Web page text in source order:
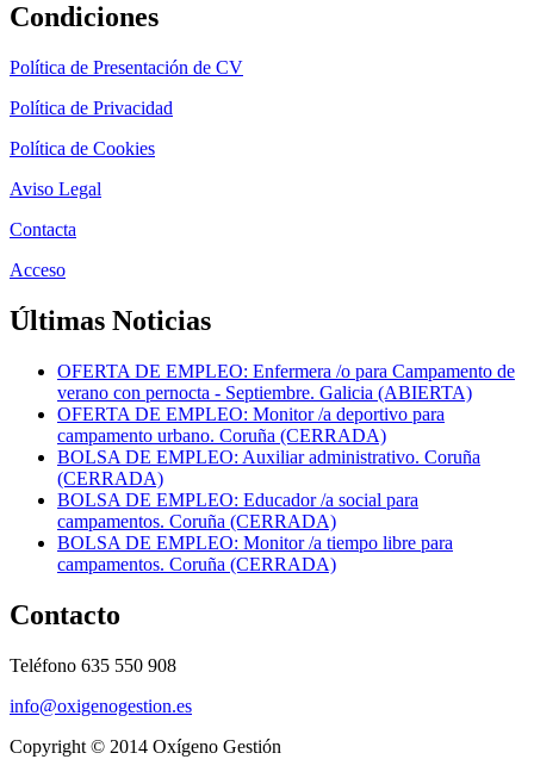
Condiciones
Política de Presentación de CV
Política de Privacidad
Política de Cookies
Aviso Legal
Contacta
Acceso
Últimas Noticias
OFERTA DE EMPLEO: Enfermera /o para Campamento de
verano con pernocta - Septiembre. Galicia (ABIERTA)
OFERTA DE EMPLEO: Monitor /a deportivo para
campamento urbano. Coruña (CERRADA)
BOLSA DE EMPLEO: Auxiliar administrativo. Coruña
(CERRADA)
BOLSA DE EMPLEO: Educador /a social para
campamentos. Coruña (CERRADA)
BOLSA DE EMPLEO: Monitor /a tiempo libre para
campamentos. Coruña (CERRADA)
Contacto
Teléfono 635 550 908
info@oxigenogestion.es
Copyright © 2014 Oxígeno Gestión